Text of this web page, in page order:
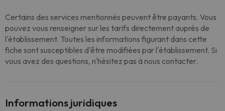
Certains des services mentionnés peuvent être payants. Vous
pouvez vous renseigner sur les tarifs directement auprès de
l'établissement. Toutes les informations figurant dans cette
fiche sont susceptibles d'être modifiées par l'établissement. Si
vous avez des questions, n'hésitez pas à nous contacter.
Informations juridiques